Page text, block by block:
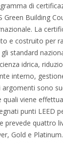
di
Green Building
La
e costruito per
standard
idrica,
interno,
sono
quali viene
punti LEED
prevede quattro
Gold e Platinum.